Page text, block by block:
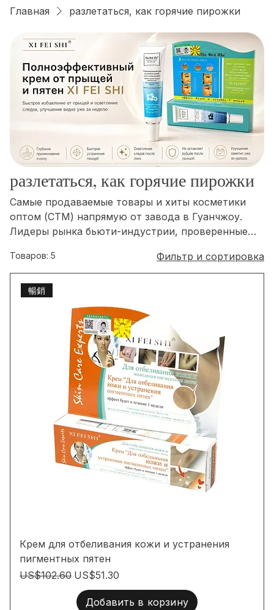
Войти
разлетаться, как горячие пирожки
разлетаться, как горячие пирожки
Самые продаваемые товары и хиты косметики
оптом (СТМ) напрямую от завода в Гуанчжоу.
Лидеры рынка бьюти-индустрии, проверенные
позиции для вашего бизнеса!
Товаров: 5 Фильтр и сортировка
Крем для отбеливания кожи и устранения
пигментных пятен
Обычная ценаЦена со скидкой
US$51.30